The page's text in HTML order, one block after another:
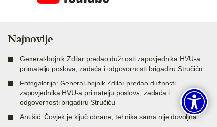
Najnovije
General-bojnik Zdilar predao dužnosti zapovjednika HVU-a
primatelju poslova, zadaća i odgovornosti brigadiru Stručiću
Fotogalerija: General-bojnik Zdilar predao dužnosti
zapovjednika HVU-a primatelju poslova, zadaća i
odgovornosti brigadiru Stručiću
Anušić: Čovjek je ključ obrane, tehnika sama nije dovoljna